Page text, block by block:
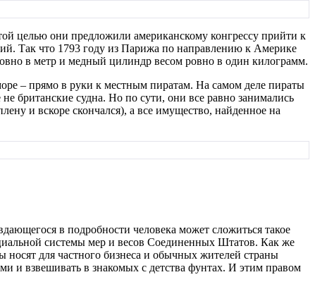
целью они предложили американскому конгрессу прийти к
Так что 1793 году из Парижа по направлению к Америке
в метр и медный цилиндр весом ровно в один килограмм.
– прямо в руки к местным пиратам. На самом деле пираты
британские судна. Но по сути, они все равно занимались
и вскоре скончался), а все имущество, найденное на
в подробности человека может сложиться такое
системы мер и весов Соединенных Штатов. Как же
для частного бизнеса и обычных жителей страны
и взвешивать в знакомых с детства фунтах. И этим правом